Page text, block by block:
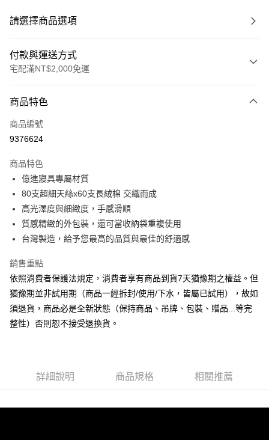
請選擇商品選項
付款與運送方式
宅配滿NT$2,000免運
信用卡一次付款
信用卡分期付款
合作金庫商業銀行
華南商業銀行
上海商業儲蓄銀行
台北富邦商業銀行
國泰世華商業銀行
臺灣中小企業銀行
台中商業銀行
匯豐（台灣）商業銀行
華泰商業銀行
聯邦商業銀行
遠東國際商業銀行
元大商業銀行
台新國際商業銀行
中國信託商業銀行
台灣樂天信用卡公司
6 期 0 利率 每期
華南商業銀行
彰化商業銀行
上海商業儲蓄銀行
國泰世華商業銀行
兆豐國際商業銀行
臺灣中小企業銀行
台中商業銀行
聯邦商業銀行
元大商業銀行
永豐商業銀行
玉山商業銀行
星展（台灣）商業銀行
台灣樂天信用卡公司
LINE Pay
Apple Pay
悠遊付
Google Pay
ATM付款
運送方式
非床墊商品，一般宅配
每筆NT$150，滿NT$1,399(含以上)免運費
商品特色
商品編號
9376624
商品特色
億進寢具專屬材質
80支超細天絲x60支長絨棉 交織而成
高光澤度與細緻度，手感滑順
質感精緻的外包裝，還可當收納袋重複使用
台灣製造，給予您最高的品質與最佳的舒適感
銷售重點
依照消費者保護法規定，消費者享有商品到貨7天猶豫期之權益。但
猶豫期並非試用期（商品一經拆封/使用/下水，皆屬已試用），故如
須退貨，商品必是全新狀態（保持商品、吊牌、包裝、贈品...等完
整性）否則恕不接受退換貨。
詳細說明 商品規格 相關推薦